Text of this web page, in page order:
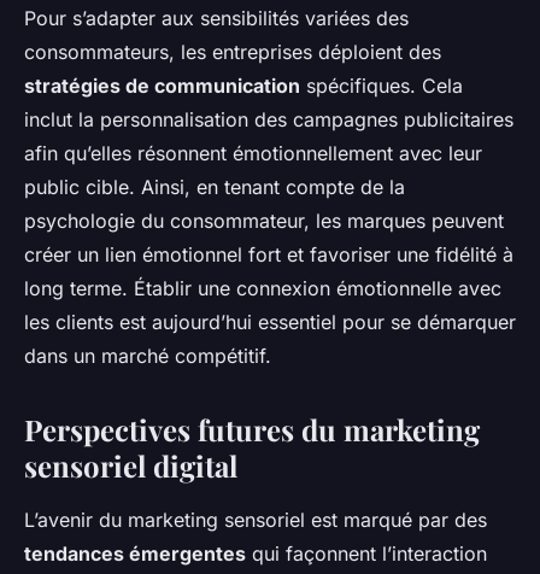
Pour s’adapter aux sensibilités variées des
consommateurs, les entreprises déploient des
stratégies de communication spécifiques. Cela
inclut la personnalisation des campagnes publicitaires
afin qu’elles résonnent émotionnellement avec leur
public cible. Ainsi, en tenant compte de la
psychologie du consommateur, les marques peuvent
créer un lien émotionnel fort et favoriser une fidélité à
long terme. Établir une connexion émotionnelle avec
les clients est aujourd’hui essentiel pour se démarquer
dans un marché compétitif.
Perspectives futures du marketing
sensoriel digital
L’avenir du marketing sensoriel est marqué par des
tendances émergentes qui façonnent l’interaction